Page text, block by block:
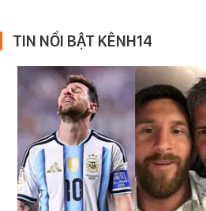
TIN NỔI BẬT KÊNH14